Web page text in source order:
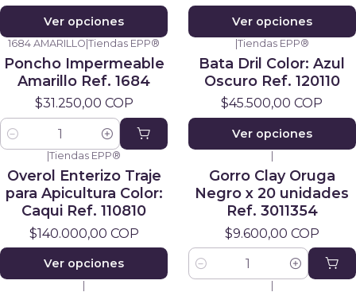
Ver opciones Ver opciones
1684 AMARILLO |Tiendas EPP®
Poncho Impermeable
Amarillo Ref. 1684
$31.250,00 COP
Cantidad
Tiendas EPP®
Bata Dril Color: Azul
Oscuro Ref. 120110
$45.500,00 COP
Ver opciones
|Tiendas EPP®
Overol Enterizo Traje
para Apicultura Color:
Caqui Ref. 110810
$140.000,00 COP
Ver opciones
Gorro Clay Oruga
Negro x 20 unidades
Ref. 3011354
$9.600,00 COP
Cantidad